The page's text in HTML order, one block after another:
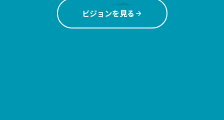
ビジョンを見る